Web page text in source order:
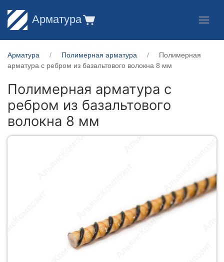
Арматура
Арматура Полимерная арматура
Полимерная
арматура c ребром из базальтового волокна 8 мм
Полимерная арматура c
ребром из базальтового
волокна 8 мм